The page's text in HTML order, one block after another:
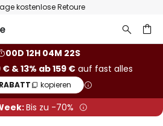
kostenlose Retoure
00D 12H 04M 21S
€ & 13% ab 159 €auf fast alles
RABATT kopieren
Bis zu -70%